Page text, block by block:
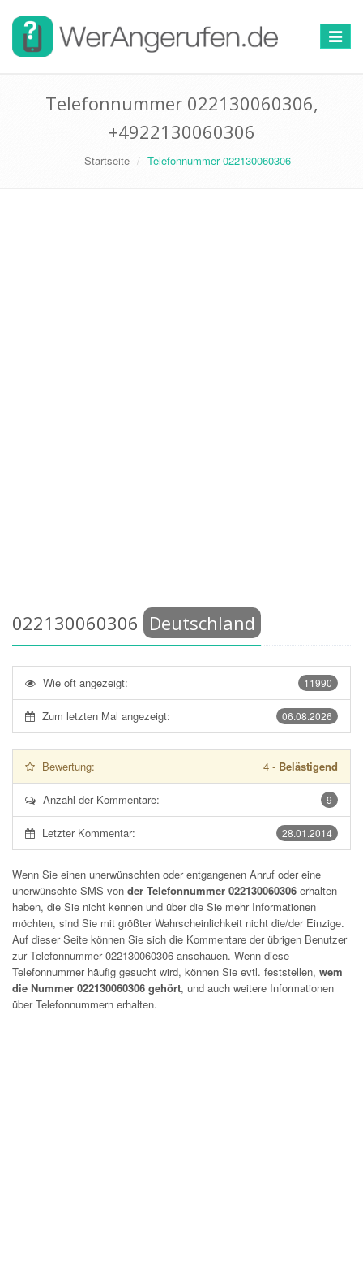
Toggle
Telefonnummer 022130060306,
+4922130060306
Startseite Telefonnummer 022130060306
022130060306 Deutschland
11990
Wie oft angezeigt:
06.08.2026
Zum letzten Mal angezeigt:
Bewertung: 4 - Belästigend
9
Anzahl der Kommentare:
28.01.2014
Letzter Kommentar:
Wenn Sie einen unerwünschten oder entgangenen Anruf oder eine
unerwünschte SMS von der Telefonnummer 022130060306 erhalten
haben, die Sie nicht kennen und über die Sie mehr Informationen
möchten, sind Sie mit größter Wahrscheinlichkeit nicht die/der Einzige.
Auf dieser Seite können Sie sich die Kommentare der übrigen Benutzer
zur Telefonnummer022130060306 anschauen. Wenn diese
Telefonnummer häufig gesucht wird, können Sie evtl. feststellen, wem
die Nummer 022130060306 gehört, und auch weitere Informationen
über Telefonnummern erhalten.